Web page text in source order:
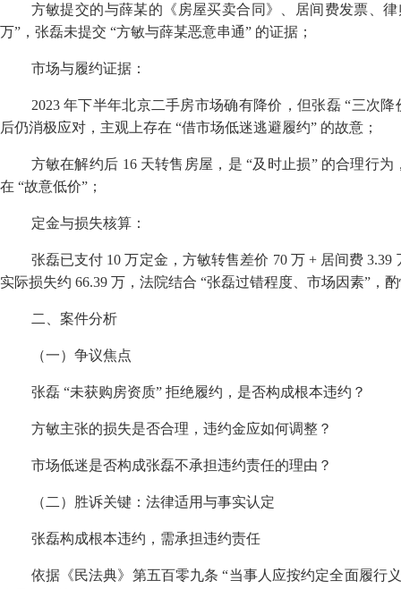
方敏提交的与薛某的《房屋买卖合同》、居间费发票、
万” ，张磊未提交 “方敏与薛某恶意串通” 的证据；
市场与履约证据：
2023 年下半年北京二手房市场确有降价，但张磊“三次降
后仍消极应对，主观上存在 “借市场低迷逃避履约” 的故意；
方敏在解约后 16 天转售房屋，是 “及时止损” 的合理行为
在 “故意低价” ；
定金与损失核算：
张磊已支付 10万定金，方敏转售差价 70 万+ 居间费 3.39
实际损失约 66.39 万，法院结合 “张磊过错程度、市场因素” ，
二、案件分析
（一）争议焦点
张磊“未获购房资质” 拒绝履约，是否构成根本违约？
方敏主张的损失是否合理，违约金应如何调整？
市场低迷是否构成张磊不承担违约责任的理由？
（二）胜诉关键：法律适用与事实认定
张磊构成根本违约，需承担违约责任
依据《民法典》第五百零九条 “当事人应按约定全面履行